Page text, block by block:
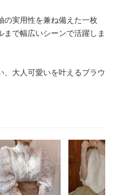
の実用性を兼ね備えた一枚
で幅広いシーンで活躍しま
大人可愛いを叶えるブラウ